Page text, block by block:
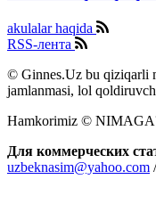
akulalar haqida
RSS-лента
© Ginnes.Uz bu qiziqarli
jamlanmasi, lol
Hamkorimiz ©
Для коммерческих
uzbeknasim@yahoo.com